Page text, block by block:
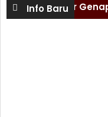
Info Baru
Semester Genap